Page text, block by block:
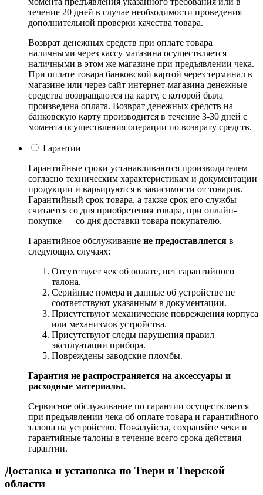
течение 20 дней в случае необходимости проведения
дополнительной проверки качества товара.
Возврат денежных средств при оплате товара
наличными через кассу магазина осуществляется
наличными в этом же магазине при предъявлении чека.
При оплате товара банковской картой через терминал в
магазине или через сайт интернет-магазина денежные
средства возвращаются на карту, с которой была
произведена оплата. Возврат денежных средств на
банковскую карту производится в течение 3-30 дней с
момента осуществления операции по возврату средств.
Гарантии
Гарантийные сроки устанавливаются производителем
согласно техническим характеристикам и документации
продукции и варьируются в зависимости от товаров.
Гарантийный срок товара, а также срок его службы
считается со дня приобретения товара, при онлайн-
покупке — со дня доставки товара покупателю.
Гарантийное обслуживание не предоставляется в
следующих случаях:
Отсутствует чек об оплате, нет гарантийного
талона.
Серийные номера и данные об устройстве не
соответствуют указанным в документации.
Присутствуют механические повреждения корпуса
или механизмов устройства.
Присутствуют следы нарушения правил
эксплуатации прибора.
Повреждены заводские пломбы.
Гарантия не распространяется на аксессуары и
расходные материалы.
Сервисное обслуживание по гарантии осуществляется
при предъявлении чека об оплате товара и гарантийного
талона на устройство. Пожалуйста, сохраняйте чеки и
гарантийные талоны в течение всего срока действия
гарантии.
Доставка и установка по Твери и Тверской
области